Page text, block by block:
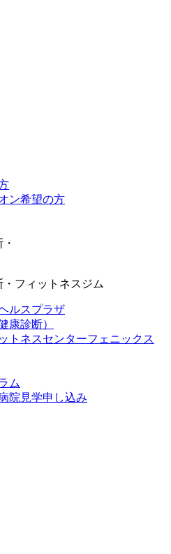
ン希望の方
フィットネスジム
ルスプラザ
康診断）
トネスセンターフェニックス
ム
院見学申し込み